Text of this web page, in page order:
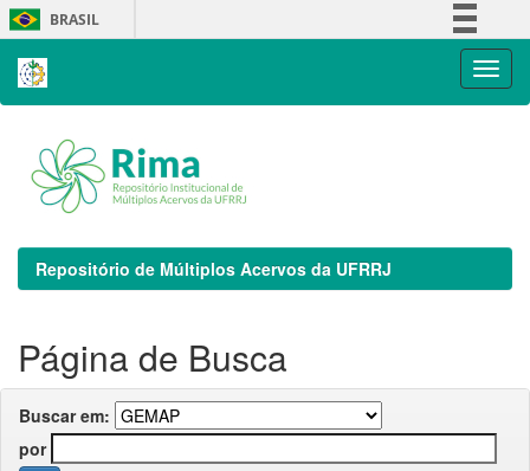
Skip
navigation
BRASIL
Repositório de Múltiplos Acervos da UFRRJ
Página de Busca
Buscar em:
por